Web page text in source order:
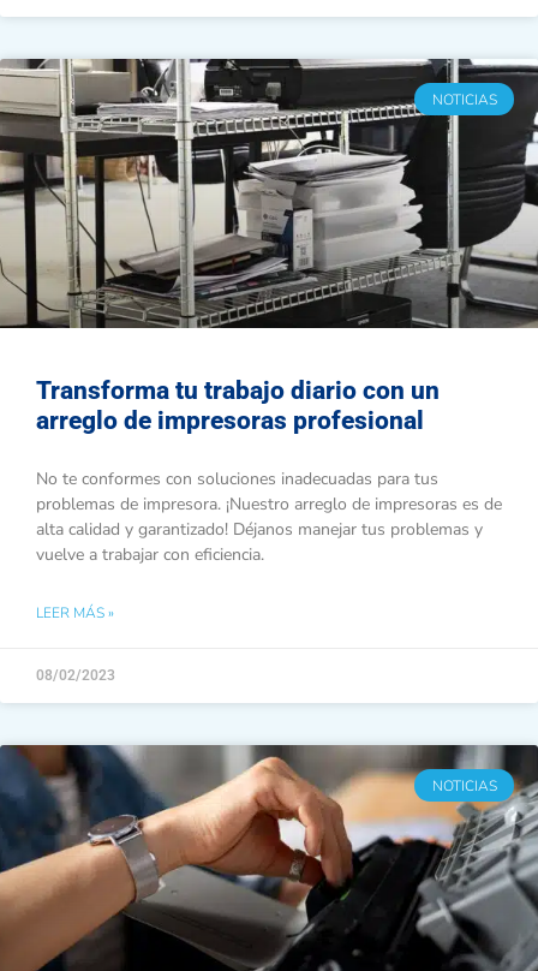
NOTICIAS
Transforma tu trabajo diario con un
arreglo de impresoras profesional
No te conformes con soluciones inadecuadas para tus
problemas de impresora. ¡Nuestro arreglo de impresoras es de
alta calidad y garantizado! Déjanos manejar tus problemas y
vuelve a trabajar con eficiencia.
LEER MÁS »
08/02/2023
NOTICIAS